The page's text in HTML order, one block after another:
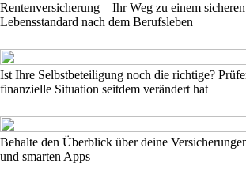
Rentenversicherung – Ihr Weg zu einem
Lebensstandard nach dem Berufsleben
Ist Ihre Selbstbeteiligung noch die richtige?
finanzielle Situation seitdem verändert hat
Behalte den Überblick über deine
und smarten Apps